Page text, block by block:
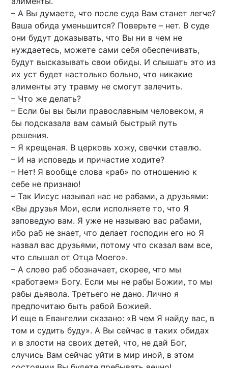
– А Вы думаете, что после суда Вам станет легче?
Ваша обида уменьшится? Поверьте – нет. В суде
они будут доказывать, что Вы ни в чем не
нуждаетесь, можете сами себя обеспечивать,
будут высказывать свои обиды. И слышать это из
их уст будет настолько больно, что никакие
алименты эту травму не смогут залечить.
– Что же делать?
– Если бы вы были православным человеком, я
бы подсказала вам самый быстрый путь
решения.
– Я крещеная. В церковь хожу, свечки ставлю.
– И на исповедь и причастие ходите?
– Нет! Я вообще слова «раб» по отношению к
себе не признаю!
– Так Иисус называл нас не рабами, а друзьями:
«Вы друзья Мои, если исполняете то, что Я
заповедую вам. Я уже не называю вас рабами,
ибо раб не знает, что делает господин его но Я
назвал вас друзьями, потому что сказал вам все,
что слышал от Отца Моего».
– А слово раб обозначает, скорее, что мы
«работаем» Богу. Если мы не рабы Божии, то мы
рабы дьявола. Третьего не дано. Лично я
предпочитаю быть рабой Божией.
И еще в Евангелии сказано: «В чем Я найду вас, в
том и судить буду». А Вы сейчас в таких обидах
и в злости на своих детей, что, не дай Бог,
случись Вам сейчас уйти в мир иной, в этом